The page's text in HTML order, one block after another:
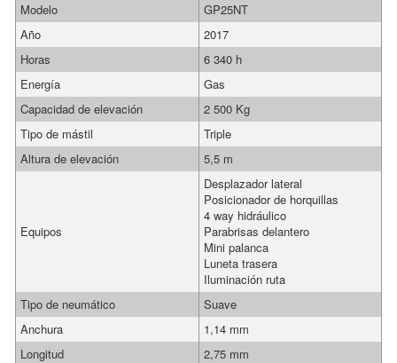
Modelo
GP25NT
Año
2017
Horas
6 340 h
Energía
Gas
Capacidad de elevación
2 500 Kg
Tipo de mástil
Triple
Altura de elevación
5,5 m
Equipos
Desplazador lateral
Posicionador de horquillas
4 way hidráulico
Parabrisas delantero
Mini palanca
Luneta trasera
Iluminación ruta
Tipo de neumático
Suave
Anchura
1,14 mm
Longitud
2,75 mm